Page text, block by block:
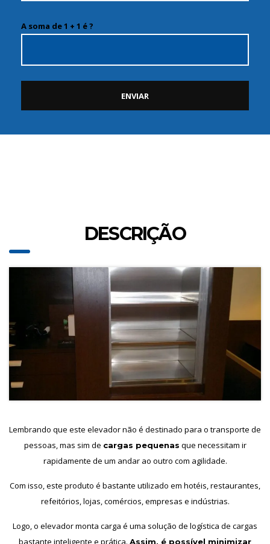
A soma de 1 + 1 é ?
DESCRIÇÃO
Lembrando que este elevador não é destinado para o transporte de
pessoas, mas sim de cargas pequenas que necessitam ir
rapidamente de um andar ao outro com agilidade.
Com isso, este produto é bastante utilizado em hotéis, restaurantes,
refeitórios, lojas, comércios, empresas e indústrias.
Logo, o elevador monta carga é uma solução de logística de cargas
bastante inteligente e prática. Assim, é possível minimizar